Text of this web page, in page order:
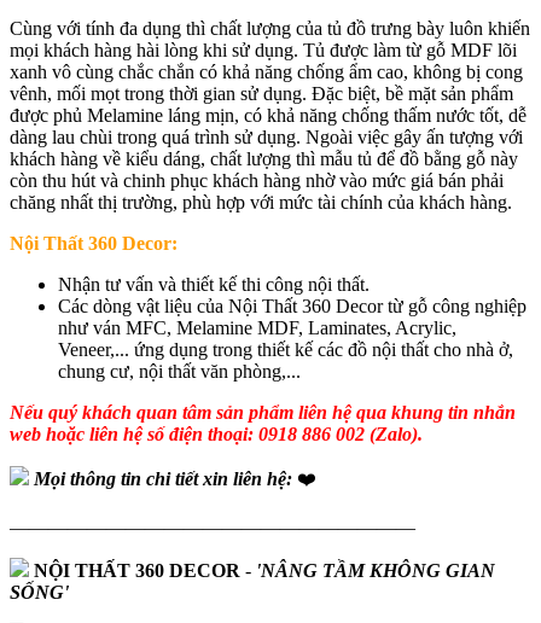
Cùng với tính đa dụng thì chất lượng của tủ đồ trưng bày luôn khiến
mọi khách hàng hài lòng khi sử dụng. Tủ được làm từ gỗ MDF lõi
xanh vô cùng chắc chắn có khả năng chống ẩm cao, không bị cong
vênh, mối mọt trong thời gian sử dụng. Đặc biệt, bề mặt sản phẩm
được phủ Melamine láng mịn, có khả năng chống thấm nước tốt, dễ
dàng lau chùi trong quá trình sử dụng. Ngoài việc gây ấn tượng với
khách hàng về kiểu dáng, chất lượng thì mẫu tủ để đồ bằng gỗ này
còn thu hút và chinh phục khách hàng nhờ vào mức giá bán phải
chăng nhất thị trường, phù hợp với mức tài chính của khách hàng.
Nội Thất 360 Decor:
Nhận tư vấn và thiết kế thi công nội thất.
Các dòng vật liệu của Nội Thất 360 Decor từ gỗ công nghiệp
như ván MFC, Melamine MDF, Laminates, Acrylic,
Veneer,... ứng dụng trong thiết kế các đồ nội thất cho nhà ở,
chung cư, nội thất văn phòng,...
Nếu quý khách quan tâm sản phẩm liên hệ qua khung tin nhắn
web hoặc liên hệ số điện thoại: 0918 886 002 (Zalo).
Mọi thông tin chi tiết xin liên hệ: ❤️
—————————————————————
NỘI THẤT 360 DECOR - 'NÂNG TẦM KHÔNG GIAN
SỐNG'